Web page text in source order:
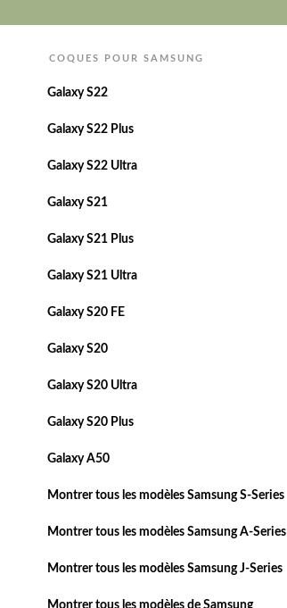
COQUES POUR SAMSUNG
Galaxy S22
Galaxy S22 Plus
Galaxy S22 Ultra
Galaxy S21
Galaxy S21 Plus
Galaxy S21 Ultra
Galaxy S20 FE
Galaxy S20
Galaxy S20 Ultra
Galaxy S20 Plus
Galaxy A50
Montrer tous les modèles Samsung S-Series
Montrer tous les modèles Samsung A-Series
Montrer tous les modèles Samsung J-Series